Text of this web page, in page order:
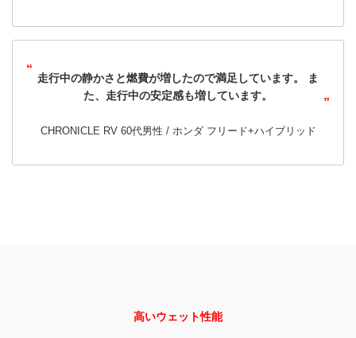
走行中の静かさと燃費が増したので満足しています。
ま
た、走行中の安定感も増しています。
CHRONICLE RV 60代男性 / ホンダ フリード+ハイブリッド
高いウェット性能